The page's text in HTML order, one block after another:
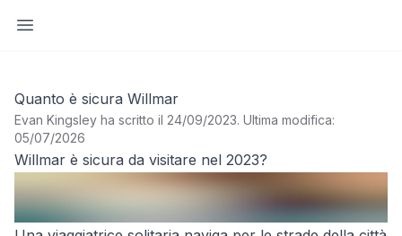
Apri barra laterale
Quanto è sicura Willmar
Evan Kingsley ha scritto il 24/09/2023. Ultima modifica:
05/07/2026
Willmar è sicura da visitare nel 2023?